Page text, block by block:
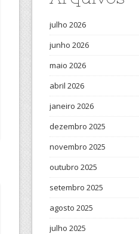
julho 2026
junho 2026
maio 2026
abril 2026
janeiro 2026
dezembro 2025
novembro 2025
outubro 2025
setembro 2025
agosto 2025
julho 2025